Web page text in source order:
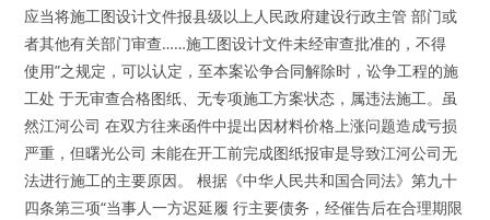
应当将施工图设计文件报县级以上人民政府建设行政主管 部门或
者其他有关部门审查……施工图设计文件未经审查批准的，不得
使用”之规定，可以认定，至本案讼争合同解除时，讼争工程的施
工处 于无审查合格图纸、无专项施工方案状态，属违法施工。虽
然江河公司 在双方往来函件中提出因材料价格上涨问题造成亏损
严重，但曙光公司 未能在开工前完成图纸报审是导致江河公司无
法进行施工的主要原因。 根据《中华人民共和国合同法》第九十
四条第三项“当事人一方迟延履 行主要债务，经催告后在合理期限